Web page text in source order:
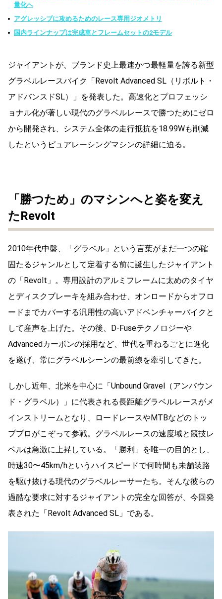
量化へ
アグレッシブに攻めるためのレース専用ジオメトリ
国内ラインナップは完成車とフレームセットの2モデル
ジャイアントが、ブランド史上最速かつ最軽量を誇る新型
グラベルレースバイク「Revolt Advanced SL（リボルト・
アドバンスドSL）」を発表した。高速化とプロフェッシ
ョナル化が著しい現代のグラベルレースで勝つためにゼロ
から開発され、システム全体の走行抵抗を18.99Wも削減
したというピュアレーシングマシンの詳細に迫る。
「勝つため」のマシンへと姿を変え
たRevolt
2010年代中盤、「グラベル」という言葉がまだ一つの確
固たるジャンルとして定着する前に誕生したジャイアント
の「Revolt」。専用設計のアルミフレームに太めのタイヤ
とディスクブレーキを組み合わせ、オンロードからオフロ
ードまでカバーする汎用性の高いアドベンチャーバイクと
して産声を上げた。その後、D-Fuseテクノロジーや
Advancedカーボンの採用など、世代を重ねるごとに進化
を遂げ、常にグラベルシーンの最前線を牽引してきた。
しかし近年、北米を中心に「Unbound Gravel（アンバウン
ド・グラベル）」に代表される長距離グラベルレースがメ
インストリームとなり、ロードレースやMTBなどのトッ
ププロがこぞって参戦。グラベルレースの速度域と競技レ
ベルは急激に上昇している。「勝利」を唯一の目的とし、
時速30〜45km/hというハイスピードで何時間も未舗装路
を駆け抜ける現代のグラベルレーサーたち。そんな彼らの
過酷な要求に対するジャイアントの完全な回答が、今回発
表された「Revolt Advanced SL」である。